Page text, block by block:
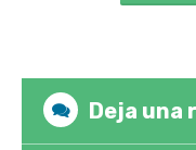
Deja una